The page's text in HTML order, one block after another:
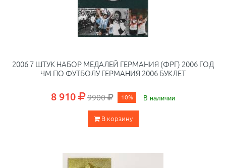
2006 7 ШТУК НАБОР МЕДАЛЕЙ ГЕРМАНИЯ (ФРГ) 2006 ГОД
ЧМ ПО ФУТБОЛУ ГЕРМАНИЯ 2006 БУКЛЕТ
8 910 9900 10% В наличии
В корзину